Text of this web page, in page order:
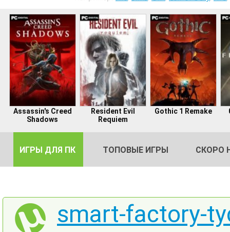
Assassin's Creed
Shadows
Resident Evil
Requiem
Gothic 1 Remake
ИГРЫ ДЛЯ ПК ТОПОВЫЕ ИГРЫ СКОРО
smart-factory-